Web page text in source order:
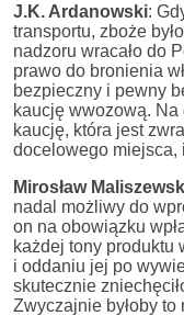
J.K. Ardanowski:
transportu, zboże
nadzoru wracało do
prawo do bronienia
bezpieczny i pewny
kaucję wwozową. Na
kaucję, która jest
docelowego miejsca,
Mirosław
nadal możliwy do
on na obowiązku
każdej tony produktu
i oddaniu jej po
skutecznie
Zwyczajnie byłoby to